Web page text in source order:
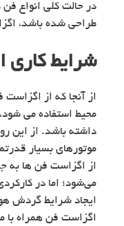
در حالت کلی انواع
طراحی شده باشد،
شرایط کاری
از آنجا که از
محیط استفاده می
داشته باشد. از این
موتورهای بسیار
از اگزاست فن ها به
می‌شود؛ اما در
ایجاد شرایط گردش
اگزاست فن همراه با